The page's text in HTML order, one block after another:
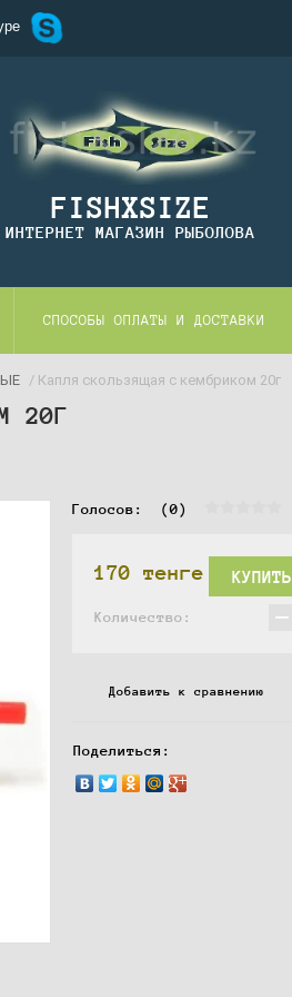
FISHXSIZE
ИНТЕРНЕТ МАГАЗИН РЫБОЛОВА
СПОСОБЫ ОПЛАТЫ И ДОСТАВКИ
/ Капля скользящая с кембриком 20г
20Г
Голосов: (0)
170 тенге КУПИТЬ
Количество: −
Добавить к сравнению
Поделиться: